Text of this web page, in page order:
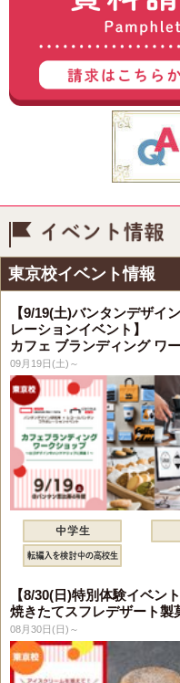
東京校イベント情報
【9/19(土)バンタンデザイ
レーションイベント】
カフェ ブランディング ワ
09月19日(土)～
【8/30(日)特別体験イベント
焼きたてスフレデザート製
08月30日(日)～